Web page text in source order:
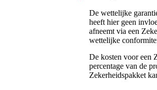
De wettelijke
heeft hier geen
afneemt via een
wettelijke
De kosten voor een
percentage van de
Zekerheidspakket